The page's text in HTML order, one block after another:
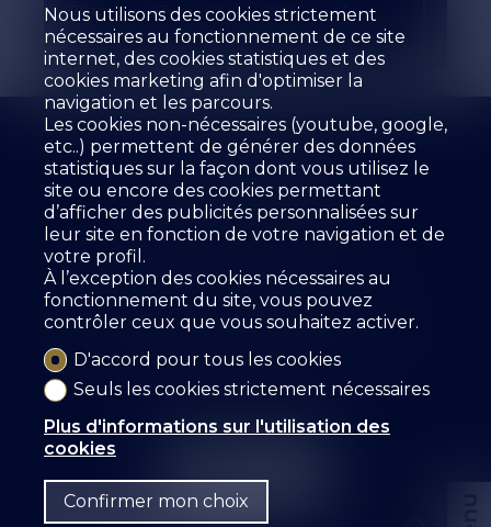
70 m² 2.5 2 2014 1
L'agence À vendre
À louer
Estimer votre bien
Prestations
Les collaborateurs
Livre d'Or
Références
Location
SZ IMMOBILIER SA
Route des Fontanettes 12
3968 Veyras
Tél. +41 27 456 57 57
info@sz-immo.ch
Nous utilisons des cookies strictement
nécessaires au fonctionnement de ce site
internet, des cookies statistiques et des
cookies marketing afin d'optimiser la
navigation et les parcours.
Les cookies non-nécessaires (youtube, google,
etc..) permettent de générer des données
statistiques sur la façon dont vous utilisez le
site ou encore des cookies permettant
d’afficher des publicités personnalisées sur
leur site en fonction de votre navigation et de
votre profil.
À l’exception des cookies nécessaires au
fonctionnement du site, vous pouvez
contrôler ceux que vous souhaitez activer.
D'accord pour tous les cookies
Seuls les cookies strictement nécessaires
Plus d'informations sur l'utilisation des
cookies
Confirmer mon choix